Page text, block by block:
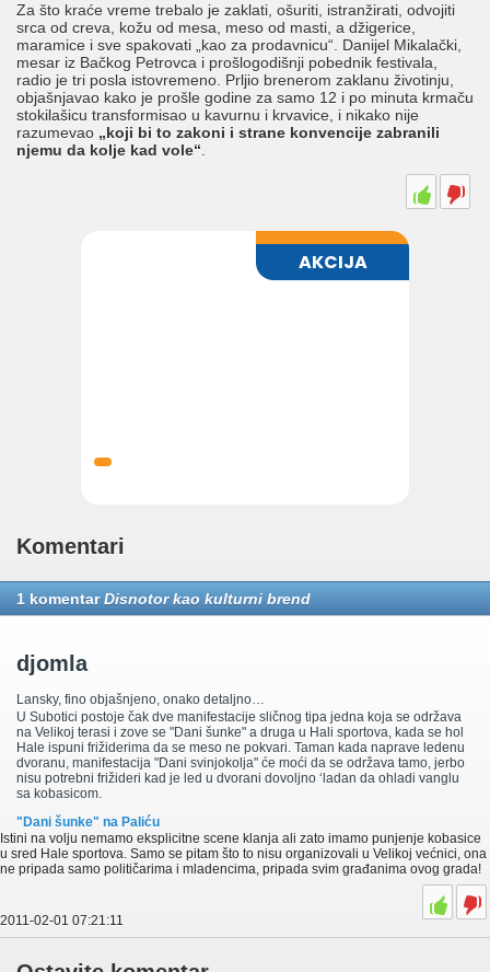
Za što kraće vreme trebalo je zaklati, ošuriti, istranžirati, odvojiti
srca od creva, kožu od mesa, meso od masti, a džigerice,
maramice i sve spakovati „kao za prodavnicu“. Danijel Mikalački,
mesar iz Bačkog Petrovca i prošlogodišnji pobednik festivala,
radio je tri posla istovremeno. Prljio brenerom zaklanu životinju,
objašnjavao kako je prošle godine za samo 12 i po minuta krmaču
stokilašicu transformisao u kavurnu i krvavice, i nikako nije
razumevao „koji bi to zakoni i strane konvencije zabranili
njemu da kolje kad vole“.
Komentari
1 komentarDisnotor kao kulturni brend
djomla
Lansky, fino objašnjeno, onako detaljno…
U Subotici postoje čak dve manifestacije sličnog tipa jedna koja se održava
na Velikoj terasi i zove se "Dani šunke" a druga u Hali sportova, kada se hol
Hale ispuni frižiderima da se meso ne pokvari. Taman kada naprave ledenu
dvoranu, manifestacija "Dani svinjokolja" će moći da se održava tamo, jerbo
nisu potrebni frižideri kad je led u dvorani dovoljno ‘ladan da ohladi vanglu
sa kobasicom.
"Dani šunke" na Paliću
Istini na volju nemamo eksplicitne scene klanja ali zato imamo punjenje kobasice
u sred Hale sportova. Samo se pitam što to nisu organizovali u Velikoj većnici, ona
ne pripada samo političarima i mladencima, pripada svim građanima ovog grada!
2011-02-01 07:21:11